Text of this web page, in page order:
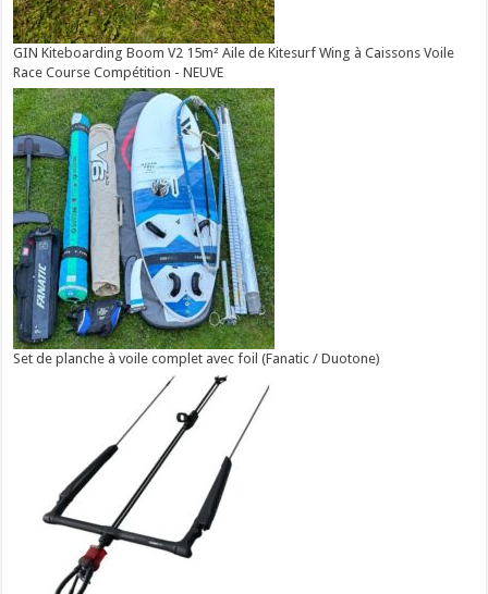
GIN Kiteboarding Boom V2 15m² Aile de Kitesurf Wing à Caissons Voile
Race Course Compétition - NEUVE
Set de planche à voile complet avec foil (Fanatic / Duotone)